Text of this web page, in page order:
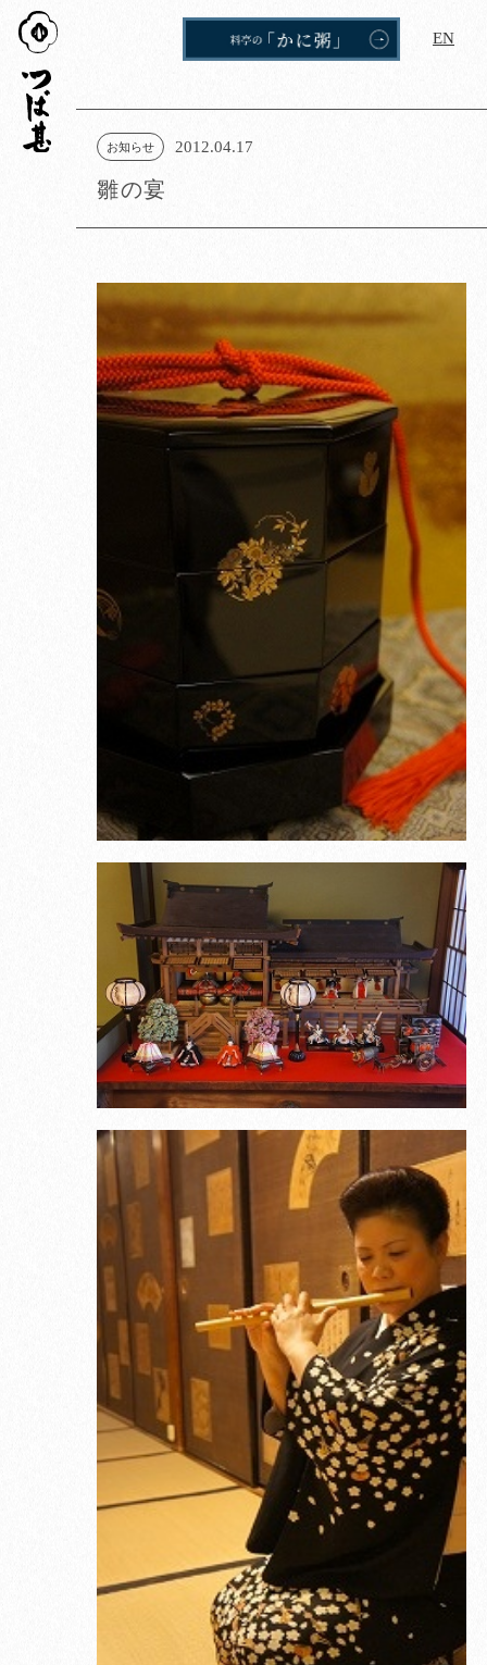
EN
つば
甚
お知らせ 2012.04.17
雛の宴